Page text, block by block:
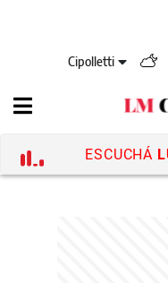
Cipolletti
ESCUCHÁ